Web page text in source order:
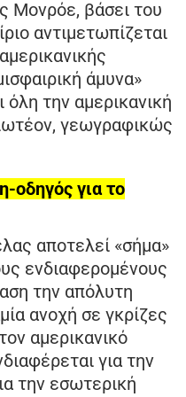
Μονρόε, βάσει του
αντιμετωπίζεται
άμυνα»
την αμερικανική
γεωγραφικώς
οδηγός για το
αποτελεί «σήμα»
ενδιαφερομένους
την απόλυτη
ανοχή σε γκρίζες
αμερικανικό
για την
την εσωτερική